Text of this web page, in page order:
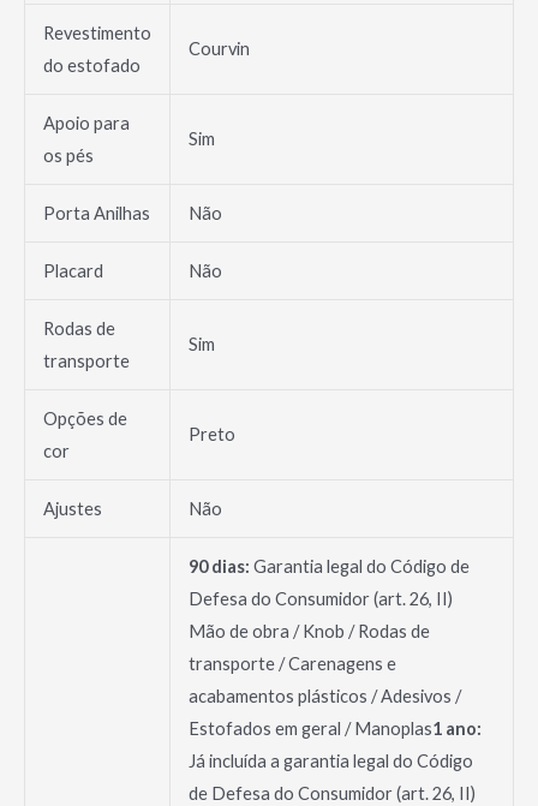
Revestimento
do estofado
Courvin
Apoio para
os pés
Sim
Porta Anilhas Não
Placard Não
Rodas de
transporte
Sim
Opções de
cor
Preto
Ajustes Não
90 dias: Garantia legal do Código de
Defesa do Consumidor (art. 26, II)
Mão de obra / Knob / Rodas de
transporte / Carenagens e
acabamentos plásticos / Adesivos /
Estofados em geral / Manoplas1 ano:
Já incluída a garantia legal do Código
de Defesa do Consumidor (art. 26, II)